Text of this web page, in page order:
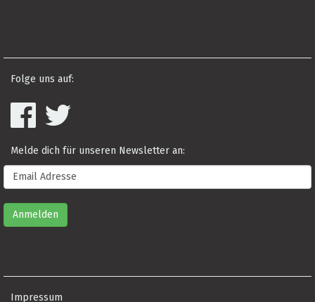
Folge uns auf:
Melde dich für unseren Newsletter an:
Impressum